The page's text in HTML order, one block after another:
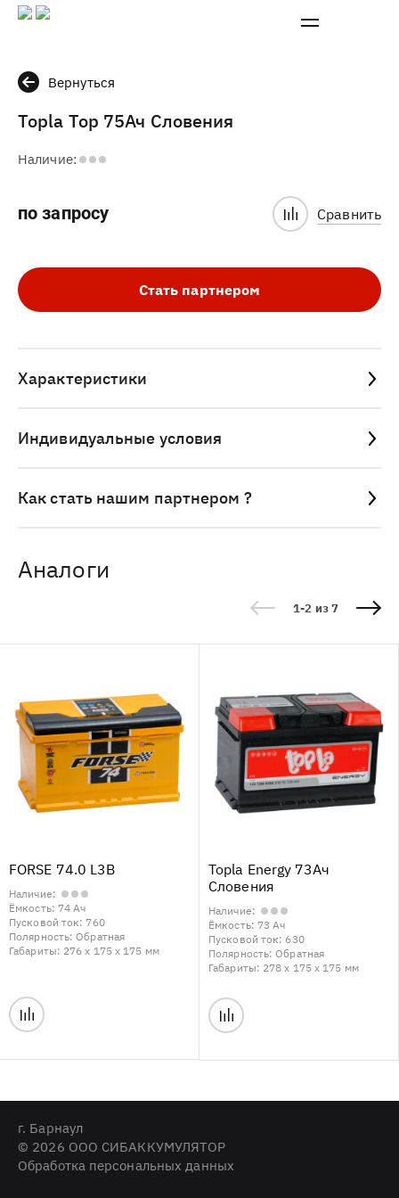
Вернуться
Topla Top 75Ач Словения
Наличие:
по запросу Сравнить
Стать партнером
Характеристики
Индивидуальные условия
Как стать нашим партнером ?
Аналоги
1-2 из 7
FORSE 74.0 L3B
Наличие:
Ёмкость: 74 Ач
Пусковой ток: 760
Полярность:Обратная
Габариты: 276 x 175 x 175 мм
Topla Energy 73Ач
Словения
Наличие:
Ёмкость: 73 Ач
Пусковой ток: 630
Полярность:Обратная
Габариты: 278 x 175 x 175 мм
г. Барнаул
© 2026 ООО СИБАККУМУЛЯТОР
Обработка персональных данных